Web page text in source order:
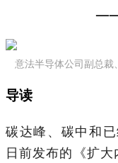
——
意法半导体公司副总
导读
碳达峰、碳中和
日前发布的《扩